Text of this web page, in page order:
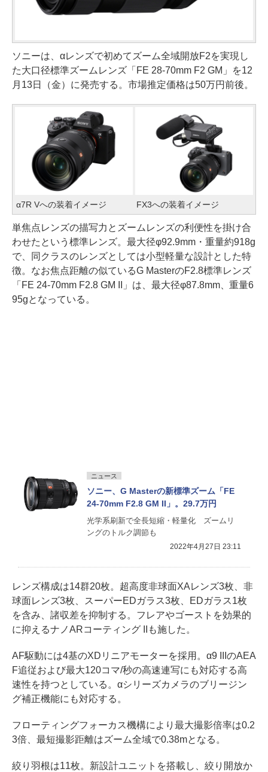
ソニーは、αレンズで初めてズーム全域開放F2を実現し
た大口径標準ズームレンズ「FE 28-70mm F2 GM」を12
月13日（金）に発売する。市場推定価格は50万円前後。
α7R Vへの装着イメージ FX3への装着イメージ
単焦点レンズの描写力とズームレンズの利便性を掛け合
わせたという標準レンズ。最大径φ92.9mm・重量約918g
で、同クラスのレンズとしては小型軽量な設計とした特
徴。なお焦点距離の似ているG MasterのF2.8標準レンズ
「FE 24-70mm F2.8 GM II」は、最大径φ87.8mm、重量6
95gとなっている。
ニュース
ソニー、G Masterの新標準ズーム「FE
24-70mm F2.8 GM II」。29.7万円
光学系刷新で全長短縮・軽量化 ズームリ
ングのトルク調節も
2022年4月27日 23:11
レンズ構成は14群20枚。超高度非球面XAレンズ3枚、非
球面レンズ3枚、スーパーEDガラス3枚、EDガラス1枚
を含み、諸収差を抑制する。フレアやゴーストを効果的
に抑えるナノARコーティング IIも施した。
AF駆動には4基のXDリニアモーターを採用。α9 IIIのAEA
F追従および最大120コマ/秒の高速連写にも対応する高
速性を持つとしている。αシリーズカメラのブリージン
グ補正機能にも対応する。
フローティングフォーカス機構により最大撮影倍率は0.2
3倍、最短撮影距離はズーム全域で0.38mとなる。
絞り羽根は11枚。新設計ユニットを搭載し、絞り開放か